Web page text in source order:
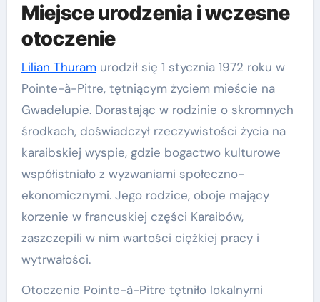
Miejsce urodzenia i wczesne
otoczenie
Lilian Thuramurodził się 1 stycznia 1972 roku w
Pointe-à-Pitre, tętniącym życiem mieście na
Gwadelupie. Dorastając w rodzinie o skromnych
środkach, doświadczył rzeczywistości życia na
karaibskiej wyspie, gdzie bogactwo kulturowe
współistniało z wyzwaniami społeczno-
ekonomicznymi. Jego rodzice, oboje mający
korzenie w francuskiej części Karaibów,
zaszczepili w nim wartości ciężkiej pracy i
wytrwałości.
Otoczenie Pointe-à-Pitre tętniło lokalnymi